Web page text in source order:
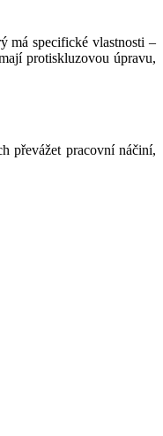
má specifické vlastnosti –
protiskluzovou úpravu,
převážet pracovní náčiní,